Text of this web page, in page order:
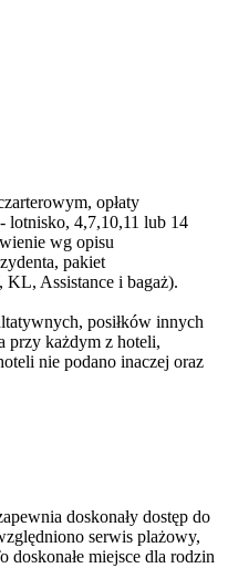
opłaty
lotnisko, 4,7,10,11 lub 14
wg opisu
pakiet
Assistance i bagaż).
posiłków innych
przy każdym z hoteli,
nie podano inaczej oraz
doskonały dostęp do
serwis plażowy,
miejsce dla rodzin